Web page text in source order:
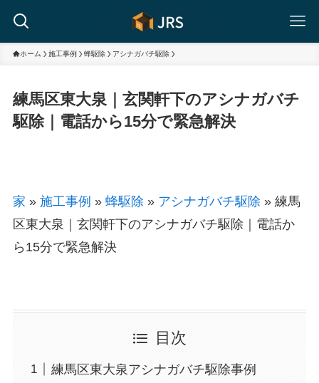
ホーム 施工事例 蜂駆除 アシナガバチ駆除
練馬区東大泉｜玄関軒下のアシナガバチ
駆除｜電話から15分で緊急解決
家 » 施工事例 » 蜂駆除 » アシナガバチ駆除 »練馬
区東大泉｜玄関軒下のアシナガバチ駆除｜電話か
ら15分で緊急解決
目次
練馬区東大泉アシナガバチ駆除事例